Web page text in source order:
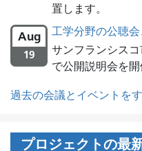
置します。
Aug
19
工学分野の公聴
サンフランシス
で公開説明会を開
過去の会議とイベントを
プロジェクトの最